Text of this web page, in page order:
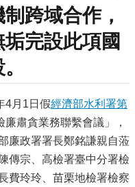
跨域合作，
完設此項國
4月1日假經濟部水利署第
肅貪業務聯繫會議」，
廉政署署長鄭銘謙親自蒞
傳宗、高檢署臺中分署檢
費玲玲、苗栗地檢署檢察